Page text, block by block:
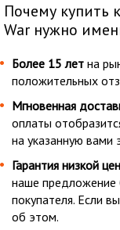
Почему купить
War нужно
Более 15 лет на
положительных
Мгновенная
оплаты
на указанную вами
Гарантия низкой
наше предложение
покупателя. Если
об этом.